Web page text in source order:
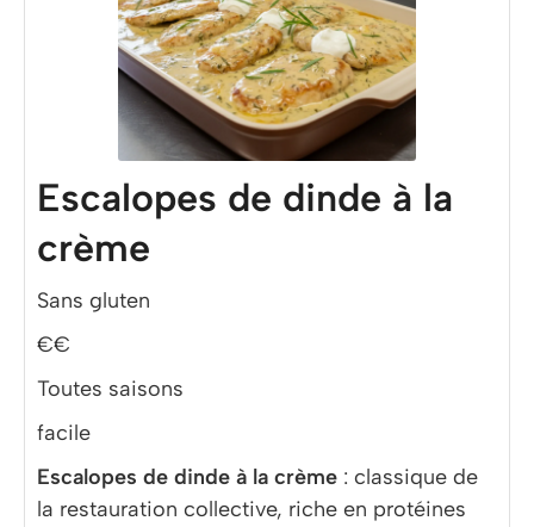
Escalopes de dinde à la
crème
Sans gluten
€€
Toutes saisons
facile
Escalopes de dinde à la crème : classique de
la restauration collective, riche en protéines